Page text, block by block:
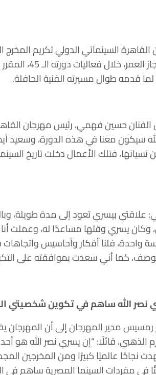
السينمائي الدولي تكريم المخرج
قدمه طوال مسيرته الفنية الحافلة.
الفنان حسين فهمي، رئيس مهرجان
سيكون معنا في هذه الدورة، وسعيد
فتلك الأعمال دخلت تاريخ
بيسري تعود إلى مدة طويلة،
وكان يسري وقتها مساعدًا له، وعملت
واحدة، فلنا أفكار وأحاسيس
كما أني سعدت بموافقته على
الله ساهم في تكوين شخصيتي
رمسيس مدير المهرجان إلى أن المهرجان
الذهبي، قائلًا: “إن يسري نصر الله هو
نجاحًا عالميًا كبيرًا ومن المخرجين
في مفردات السينما المصرية ساهم في